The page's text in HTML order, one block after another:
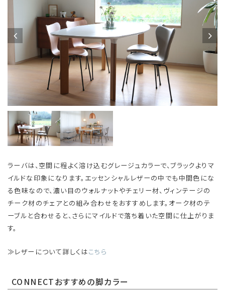
ラーバは、空間に程よく溶け込むグレージュカラーで、ブラックよりマ
イルドな印象になります。エッセンシャルレザーの中でも中間色にな
る色味なので、濃い目のウォルナットやチェリー材、ヴィンテージの
チーク材のチェアとの組み合わせをおすすめします。オーク材のテ
ーブルと合わせると、さらにマイルドで落ち着いた空間に仕上がりま
す。
≫レザーについて詳しくはこちら
CONNECTおすすめの脚カラー